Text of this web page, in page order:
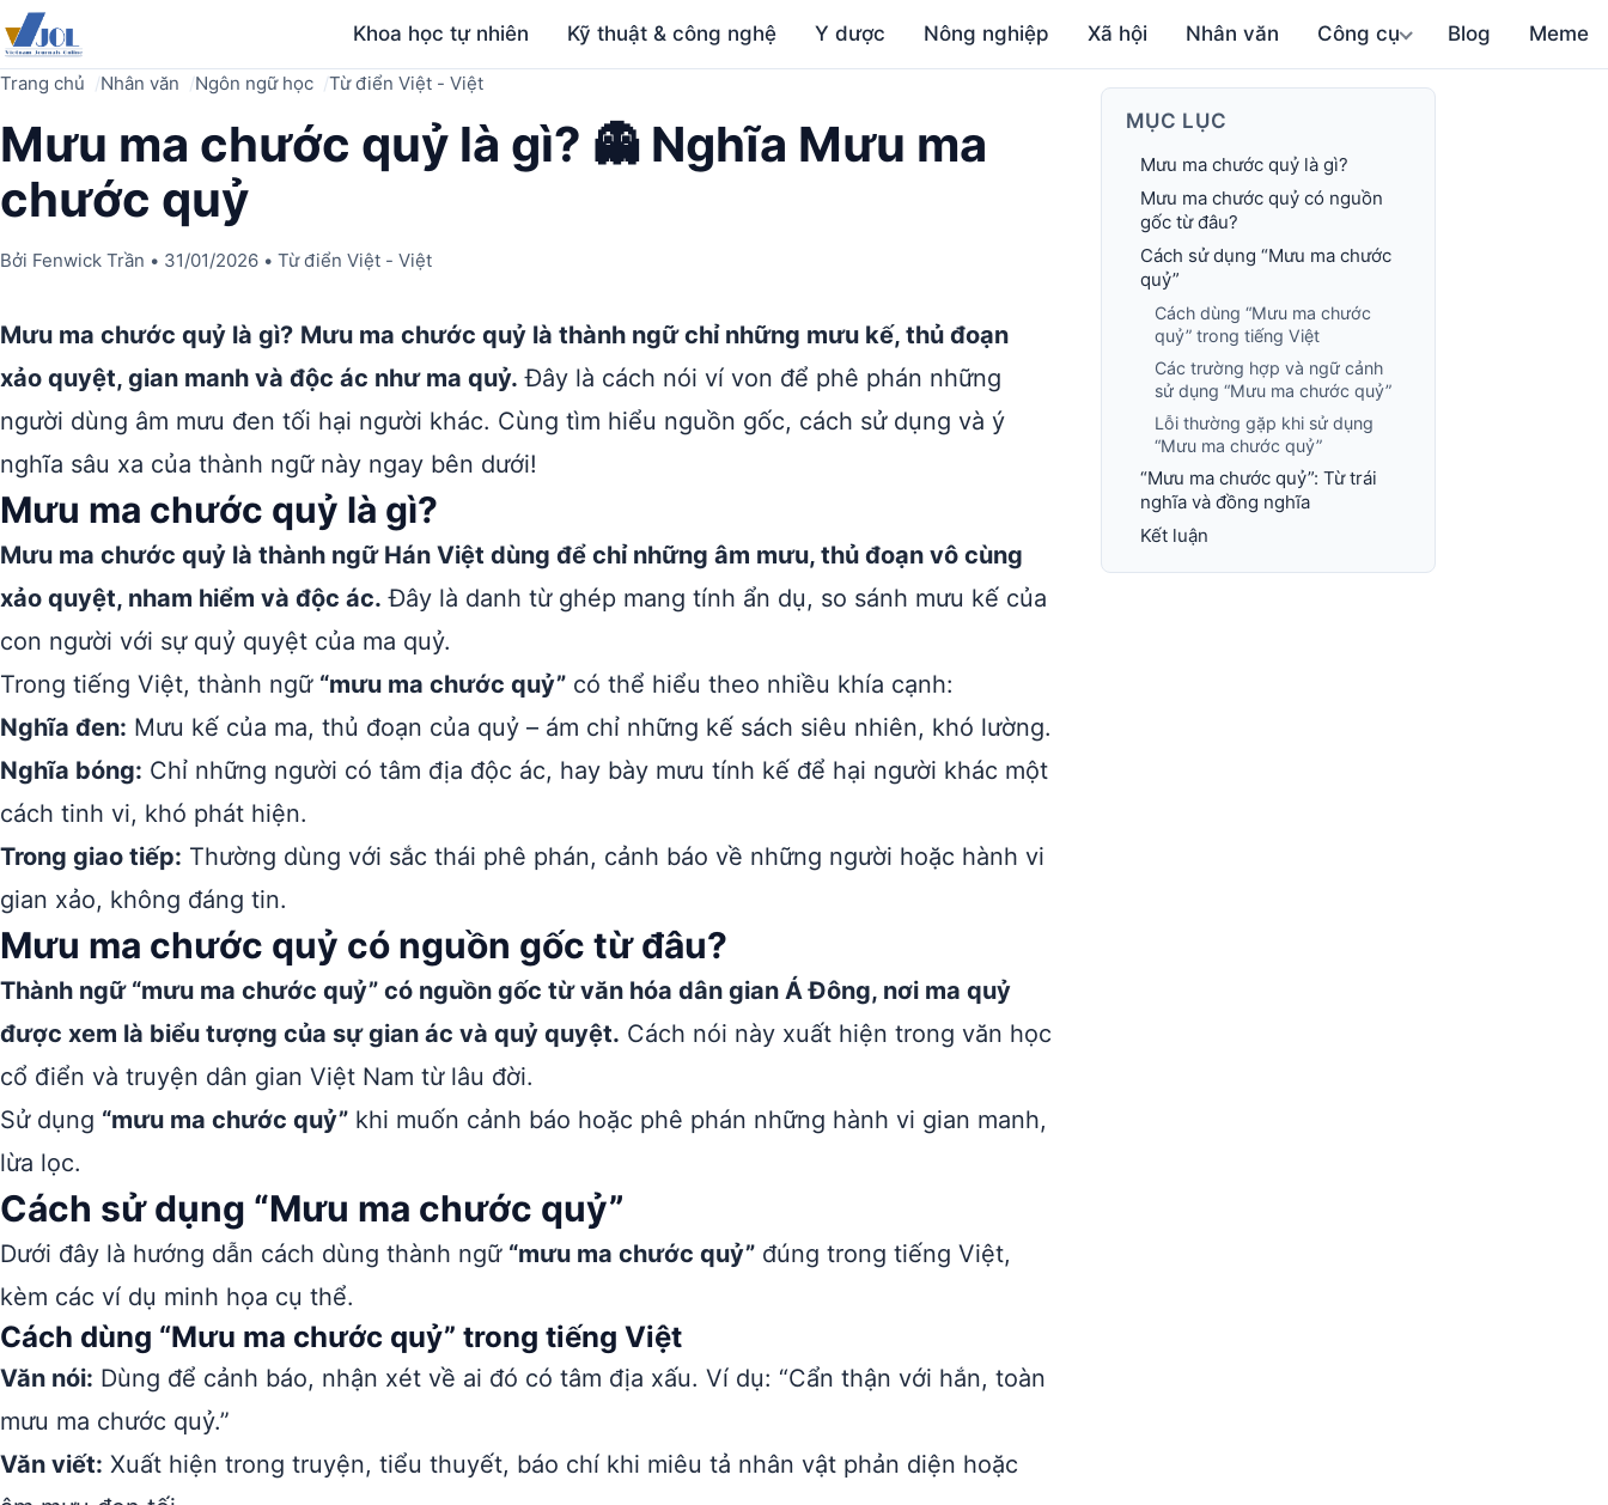
Khoa học tự nhiên Kỹ thuật & công nghệ Y dược Nông nghiệp Xã hội Nhân văn Công cụ Blog Meme
Trang chủ Nhân văn Ngôn ngữ học Từ điển Việt - Việt
Mưu ma chước quỷ là gì? 👻 Nghĩa Mưu ma
chước quỷ
Bởi Fenwick Trần • 31/01/2026 • Từ điển Việt - Việt
Mưu ma chước quỷ là gì? Mưu ma chước quỷ là thành ngữ chỉ những mưu kế, thủ đoạn
xảo quyệt, gian manh và độc ác như ma quỷ. Đây là cách nói ví von để phê phán những
người dùng âm mưu đen tối hại người khác. Cùng tìm hiểu nguồn gốc, cách sử dụng và ý
nghĩa sâu xa của thành ngữ này ngay bên dưới!
Mưu ma chước quỷ là gì?
Mưu ma chước quỷ là thành ngữ Hán Việt dùng để chỉ những âm mưu, thủ đoạn vô cùng
xảo quyệt, nham hiểm và độc ác. Đây là danh từ ghép mang tính ẩn dụ, so sánh mưu kế của
con người với sự quỷ quyệt của ma quỷ.
Trong tiếng Việt, thành ngữ “mưu ma chước quỷ” có thể hiểu theo nhiều khía cạnh:
Nghĩa đen: Mưu kế của ma, thủ đoạn của quỷ – ám chỉ những kế sách siêu nhiên, khó lường.
Nghĩa bóng: Chỉ những người có tâm địa độc ác, hay bày mưu tính kế để hại người khác một
cách tinh vi, khó phát hiện.
Trong giao tiếp: Thường dùng với sắc thái phê phán, cảnh báo về những người hoặc hành vi
gian xảo, không đáng tin.
Mưu ma chước quỷ có nguồn gốc từ đâu?
Thành ngữ “mưu ma chước quỷ” có nguồn gốc từ văn hóa dân gian Á Đông, nơi ma quỷ
được xem là biểu tượng của sự gian ác và quỷ quyệt. Cách nói này xuất hiện trong văn học
cổ điển và truyện dân gian Việt Nam từ lâu đời.
Sử dụng “mưu ma chước quỷ” khi muốn cảnh báo hoặc phê phán những hành vi gian manh,
lừa lọc.
Cách sử dụng “Mưu ma chước quỷ”
Dưới đây là hướng dẫn cách dùng thành ngữ “mưu ma chước quỷ” đúng trong tiếng Việt,
kèm các ví dụ minh họa cụ thể.
Cách dùng “Mưu ma chước quỷ” trong tiếng Việt
Văn nói: Dùng để cảnh báo, nhận xét về ai đó có tâm địa xấu. Ví dụ: “Cẩn thận với hắn, toàn
mưu ma chước quỷ.”
Văn viết: Xuất hiện trong truyện, tiểu thuyết, báo chí khi miêu tả nhân vật phản diện hoặc
MỤC LỤC
Mưu ma chước quỷ là gì?
Mưu ma chước quỷ có nguồn
gốc từ đâu?
Cách sử dụng “Mưu ma chước
quỷ”
Cách dùng “Mưu ma chước
quỷ” trong tiếng Việt
Các trường hợp và ngữ cảnh
sử dụng “Mưu ma chước quỷ”
Lỗi thường gặp khi sử dụng
“Mưu ma chước quỷ”
“Mưu ma chước quỷ”: Từ trái
nghĩa và đồng nghĩa
Kết luận